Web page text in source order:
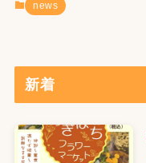
news
新着